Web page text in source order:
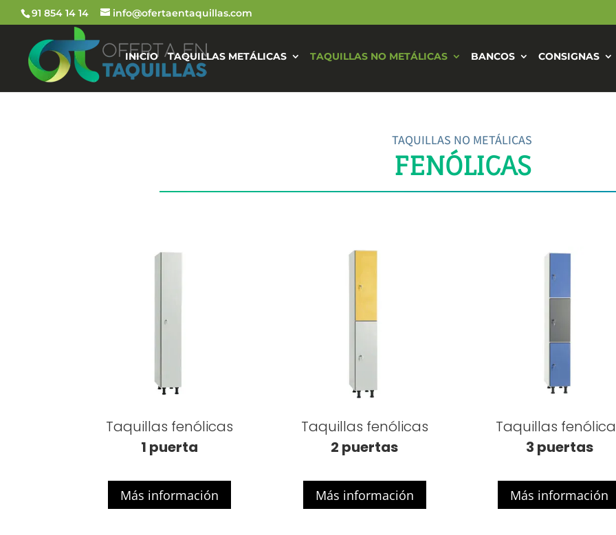
91 854 14 14 info@ofertaentaquillas.com
INICIO TAQUILLAS METÁLICAS TAQUILLAS NO METÁLICAS BANCOS CONSIGNAS
TAQUILLAS NO METÁLICAS
FENÓLICAS
Taquillas fenólicas
1 puerta
Más información
Taquillas fenólicas
2 puertas
Más información
Taquillas
3 puertas
Más información